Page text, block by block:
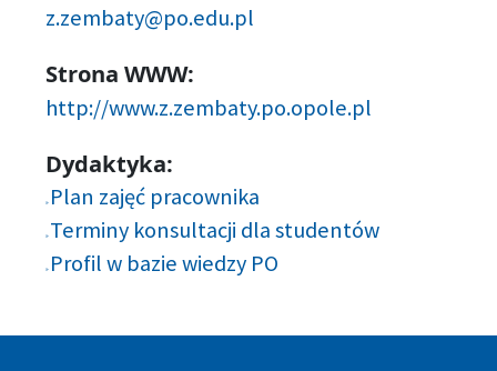
z.zembaty@po.edu.pl
Strona WWW:
http://www.z.zembaty.po.opole.pl
Dydaktyka:
Plan zajęć pracownika
Terminy konsultacji dla studentów
Profil w bazie wiedzy PO